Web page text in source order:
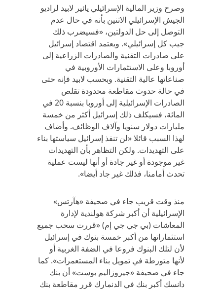
وصرح وزير المالية الإسرائيلي يائير لابيد لراديو
الجيش الإسرائيلي الاثنين بأنه في حال عدم
التوصل إلى حل الدولتين، «فسيضرب ذلك
جيب كل إسرائيلي». ويعتمد اقتصاد إسرائيل
على صادرات التقنية والصادرات الزراعية إلى
أوروبا وعلى الاستثمارات الأوروبية في
صناعاتها عالية التقنية. وبحسب لابيد فإنه حتى
في حالة حدوث مقاطعة محدودة تقلص
الصادرات الإسرائيلية إلى أوروبا بنسبة 20 في
المائة، فسيكلف ذلك إسرائيل أكثر من خمسة
مليارات دولار سنويا وآلاف الوظائف. وأضاف
لهذا السبب قائلا «لن تنفذ إسرائيل سياستها بناء
على التهديدات. ولكن التظاهر بأن التهديدات
غير موجودة أو غير جادة أو أنها ليست عملية
تحدث أمامنا، فذلك غير جاد أيضا».
منذ وقت قريب جاء في صحيفة «هآرتس»
الإسرائيلية أن أكبر شركة هولندية لإدارة
المعاشات (بي جي جي إم) «قررت سحب جميع
استثماراتها من أكبر خمسة بنوك في إسرائيل
لأن لتلك البنوك فروعا في الضفة الغربية أو
لأنها متورطة في تمويل بناء المستعمرات». كما
جاء في صحيفة «جيروزاليم بوست» أن بنك
دانسك أكبر بنك في الدنمارك قرر مقاطعة بنك